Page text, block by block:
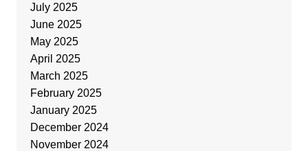
July 2025
June 2025
May 2025
April 2025
March 2025
February 2025
January 2025
December 2024
November 2024